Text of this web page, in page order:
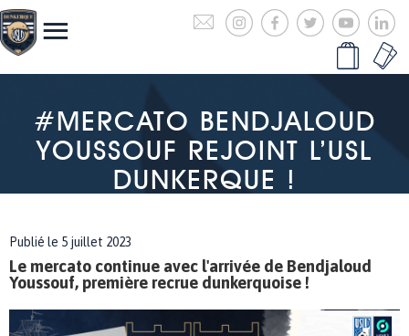
#MERCATO BENDJALOUD
YOUSSOUF REJOINT L’USL
DUNKERQUE !
Publié le 5 juillet 2023
Le mercato continue avec l'arrivée de Bendjaloud
Youssouf, première recrue dunkerquoise !